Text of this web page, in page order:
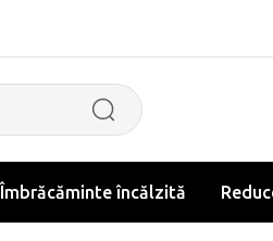
Îmbrăcăminte încălzită